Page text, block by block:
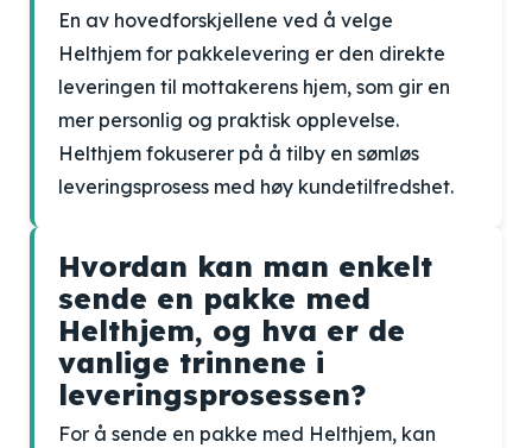
En av hovedforskjellene ved å velge
Helthjem for pakkelevering er den direkte
leveringen til mottakerens hjem, som gir en
mer personlig og praktisk opplevelse.
Helthjem fokuserer på å tilby en sømløs
leveringsprosess med høy kundetilfredshet.
Hvordan kan man enkelt
sende en pakke med
Helthjem, og hva er de
vanlige trinnene i
leveringsprosessen?
For å sende en pakke med Helthjem, kan